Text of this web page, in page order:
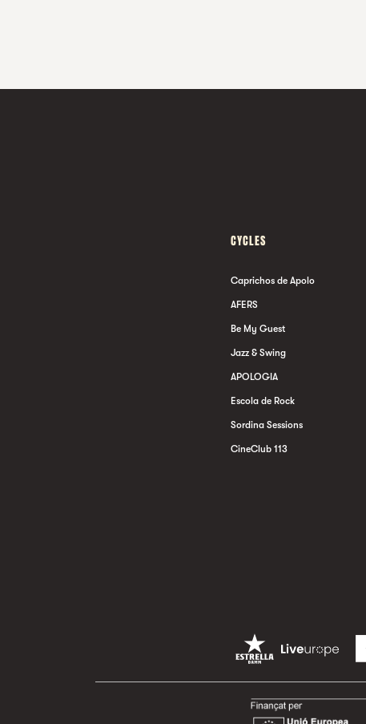
CYCLES
Caprichos de Apolo
AFERS
Be My Guest
Jazz & Swing
APOLOGIA
Escola de Rock
Sordina Sessions
CineClub 113